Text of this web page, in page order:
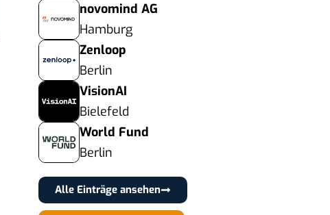
novomind AG
Hamburg
Zenloop
Berlin
VisionAI
Bielefeld
World Fund
Berlin
Alle Einträge ansehen